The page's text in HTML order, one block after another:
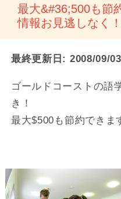
最大&#36;500も節
情報お見逃しなく！
最終更新日: 2008/09/
ゴールドコーストの語
き！
最大$500も節約できま